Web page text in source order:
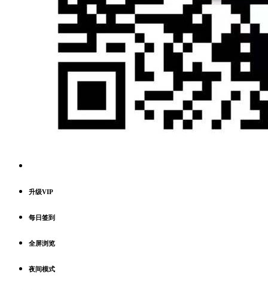
升级VIP
每日签到
全屏浏览
夜间模式